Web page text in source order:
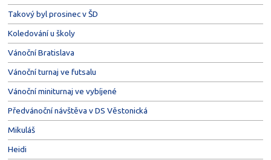
Takový byl prosinec v ŠD
Koledování u školy
Vánoční Bratislava
Vánoční turnaj ve futsalu
Vánoční miniturnaj ve vybíjené
Předvánoční návštěva v DS Věstonická
Mikuláš
Heidi